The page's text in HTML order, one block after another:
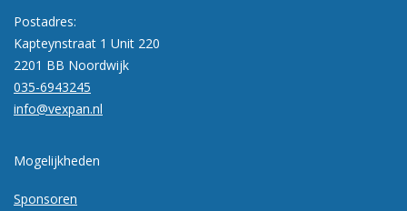
Postadres:
Kapteynstraat 1 Unit 220
2201 BB Noordwijk
035-6943245
info@vexpan.nl
Mogelijkheden
Sponsoren